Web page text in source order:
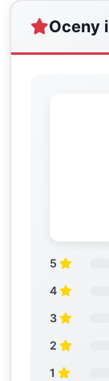
Oceny
5
4
3
2
1